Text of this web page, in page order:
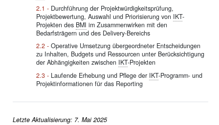
Durchführung der Projektwürdigkeitsprüfung,
Projektbewertung, Auswahl und Priorisierung von IKT-
Projekten des BMI im Zusammenwirken mit den
Bedarfsträgern und des Delivery-Bereichs
Operative Umsetzung übergeordneter Entscheidungen
zu Inhalten, Budgets und Ressourcen unter Berücksichtigung
der Abhängigkeiten zwischen IKT-Projekten
Laufende Erhebung und Pflege der IKT-Programm- und
Projektinformationen für das Reporting
Letzte Aktualisierung: 7. Mai 2025